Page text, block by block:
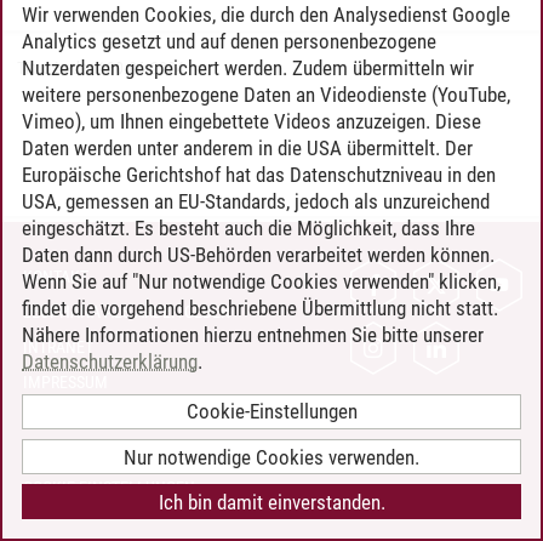
Timo Leder/30.06.2024
KONTAKT
LEUPHANA ALS ARBEITGEBER
INTRANET
BARRIEREFREIHEIT
COOKIE-EINSTELLUNGEN
Wir verwenden Cookies, die durch den Analysedienst Google
Analytics gesetzt und auf denen personenbezogene
Nutzerdaten gespeichert werden. Zudem übermitteln wir
weitere personenbezogene Daten an Videodienste (YouTube,
Vimeo), um Ihnen eingebettete Videos anzuzeigen. Diese
Daten werden unter anderem in die USA übermittelt. Der
Europäische Gerichtshof hat das Datenschutzniveau in den
USA, gemessen an EU-Standards, jedoch als unzureichend
eingeschätzt. Es besteht auch die Möglichkeit, dass Ihre
Daten dann durch US-Behörden verarbeitet werden können.
Wenn Sie auf "Nur notwendige Cookies verwenden" klicken,
findet die vorgehend beschriebene Übermittlung nicht statt.
Nähere Informationen hierzu entnehmen Sie bitte unserer
Datenschutzerklärung.
Cookie-Einstellungen
Nur notwendige Cookies verwenden.
Ich bin damit einverstanden.